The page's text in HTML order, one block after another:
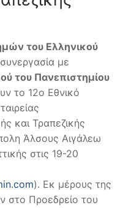
του Ελληνικού
με
του Πανεπιστημίου
το 12ο Εθνικό
και Τραπεζικής
Άλσους Αιγάλεω
στις 19-20
). Εκ μέρους της
στο Προεδρείο του